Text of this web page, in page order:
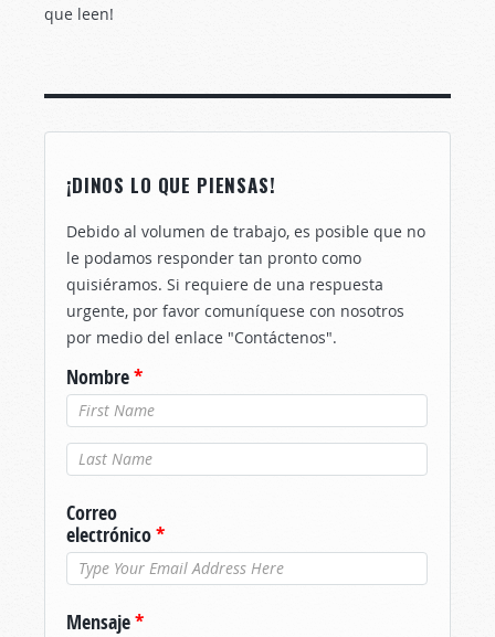
que leen!
¡DINOS LO QUE PIENSAS!
Debido al volumen de trabajo, es posible que no
le podamos responder tan pronto como
quisiéramos. Si requiere de una respuesta
urgente, por favor comuníquese con nosotros
por medio del enlace "Contáctenos".
Nombre*
Apellido*
Correo
electrónico*
Mensaje*